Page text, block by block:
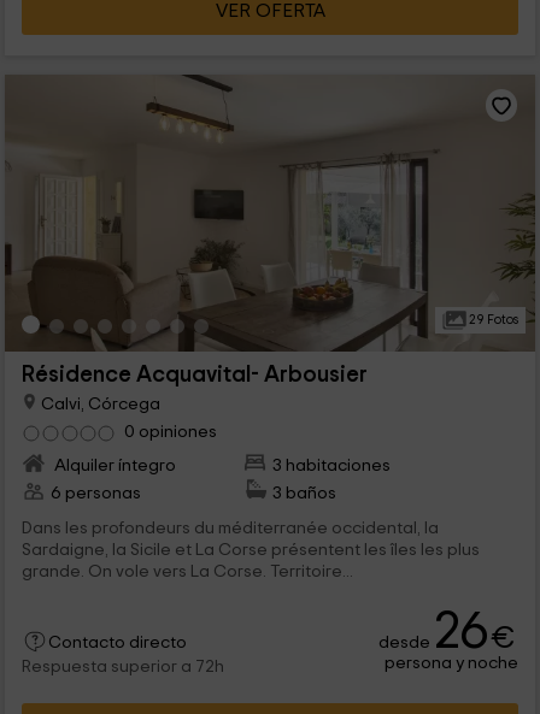
VER OFERTA
29 Fotos
Résidence Acquavital- Arbousier
Calvi, Córcega
0 opiniones
Alquiler íntegro
3 habitaciones
6 personas
3 baños
Dans les profondeurs du méditerranée occidental, la
Sardaigne, la Sicile et La Corse présentent les îles les plus
grande. On vole vers La Corse. Territoire...
Contacto directo
Respuesta superior a 72h
desde 26€
persona y noche